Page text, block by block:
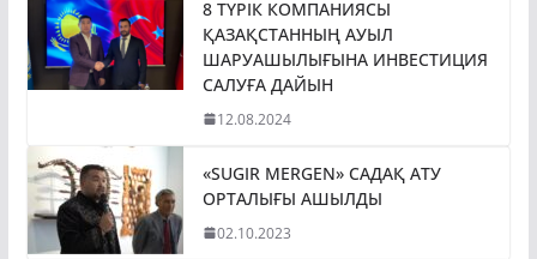
8 ТҮРІК КОМПАНИЯСЫ
ҚАЗАҚСТАННЫҢ АУЫЛ
ШАРУАШЫЛЫҒЫНА ИНВЕСТИЦИЯ
САЛУҒА ДАЙЫН
12.08.2024
«SUGIR MERGEN» САДАҚ АТУ
ОРТАЛЫҒЫ АШЫЛДЫ
02.10.2023